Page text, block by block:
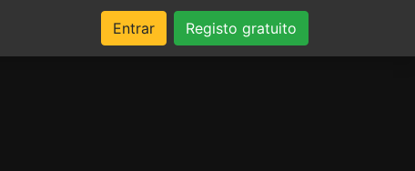
Entrar Registo gratuito